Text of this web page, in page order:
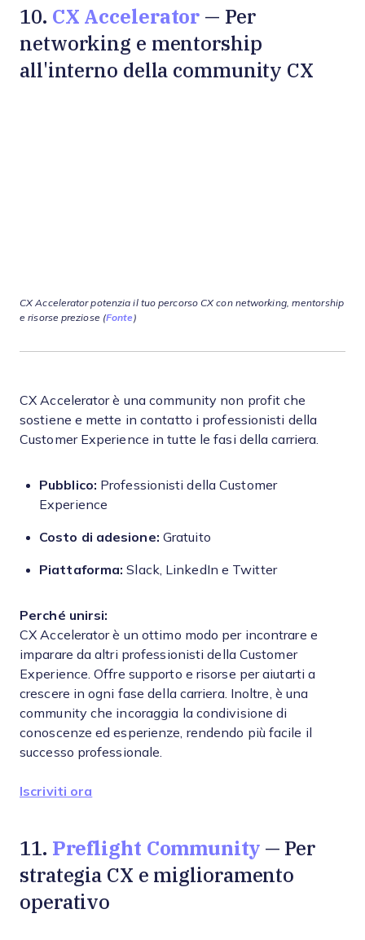
10. CX Accelerator — Per
networking e mentorship
all'interno della community CX
CX Accelerator potenzia il tuo percorso CX con networking, mentorship
e risorse preziose (Fonte )
CX Accelerator è una community non profit che
sostiene e mette in contatto i professionisti della
Customer Experience in tutte le fasi della carriera.
Pubblico: Professionisti della Customer
Experience
Costo di adesione: Gratuito
Piattaforma:Slack, LinkedIn e Twitter
Perché unirsi:
CX Accelerator è un ottimo modo per incontrare e
imparare da altri professionisti della Customer
Experience. Offre supporto e risorse per aiutarti a
crescere in ogni fase della carriera. Inoltre, è una
community che incoraggia la condivisione di
conoscenze ed esperienze, rendendo più facile il
successo professionale.
Iscriviti ora
11. Preflight Community— Per
strategia CX e miglioramento
operativo